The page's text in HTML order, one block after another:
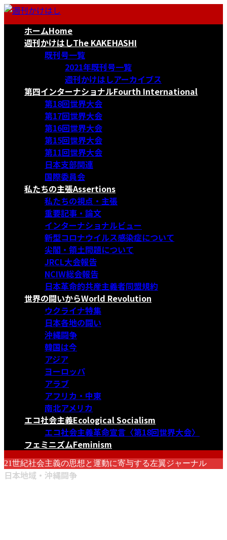
コ
ナ
ホームHome
週刊かけはしThe KAKEHASHI
既刊号一覧
2021年既刊号一覧
週刊かけはしアーカイブス
第四インターナショナルFourth International
第18回世界大会
第17回世界大会
第16回世界大会
第15回世界大会
第11回世界大会
日本支部関連
国際委員会
私たちの主張Assertions
私たちの視点・主張
重要記事・論文
インターナショナルビュー
新型コロナウイルス感染症について
尖閣・領土問題について
JRCL大会報告
NCIW総会報告
日本革命的共産主義者同盟規約
世界の闘いからWorld Revolution
ウクライナ特集
日本各地の闘い
沖縄闘争
韓国は今
アジア
ヨーロッパ
アラブ
アフリカ・中東
南北アメリカ
エコ社会主義Ecological Socialism
エコ社会主義革命宣言〈第18回世界大会〉
フェミニズムFeminism
21世紀社会主義の思想と運動に寄与する左翼ジャーナル
日本地域・沖縄闘争